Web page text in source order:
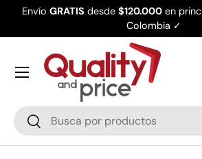
Envío GRATIS desde $120.000 en
Colombia ✓
Buscar
Buscar